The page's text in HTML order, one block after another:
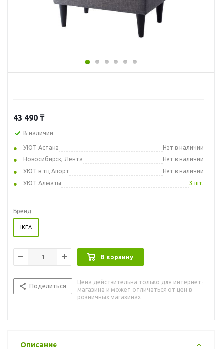
43 490 ₸
В наличии
УЮТ Астана
Нет в наличии
Новосибирск, Лента
Нет в наличии
УЮТ в тц Апорт
Нет в наличии
УЮТ Алматы
3 шт.
Бренд
IKEA
В корзину
Поделиться
Цена действительна только для интернет-
магазина и может отличаться от цен в
розничных магазинах
Описание